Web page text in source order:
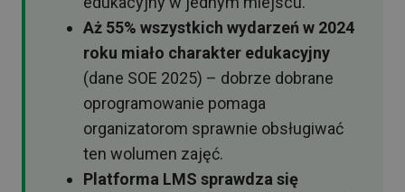
Aż 55% wszystkich wydarzeń w 2024
roku miało charakter edukacyjny
(dane SOE 2025) – dobrze dobrane
oprogramowanie pomaga
organizatorom sprawnie obsługiwać
ten wolumen zajęć.
Platforma LMS sprawdza się